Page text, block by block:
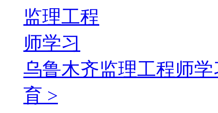
乌鲁木齐监理工程师学
育 >